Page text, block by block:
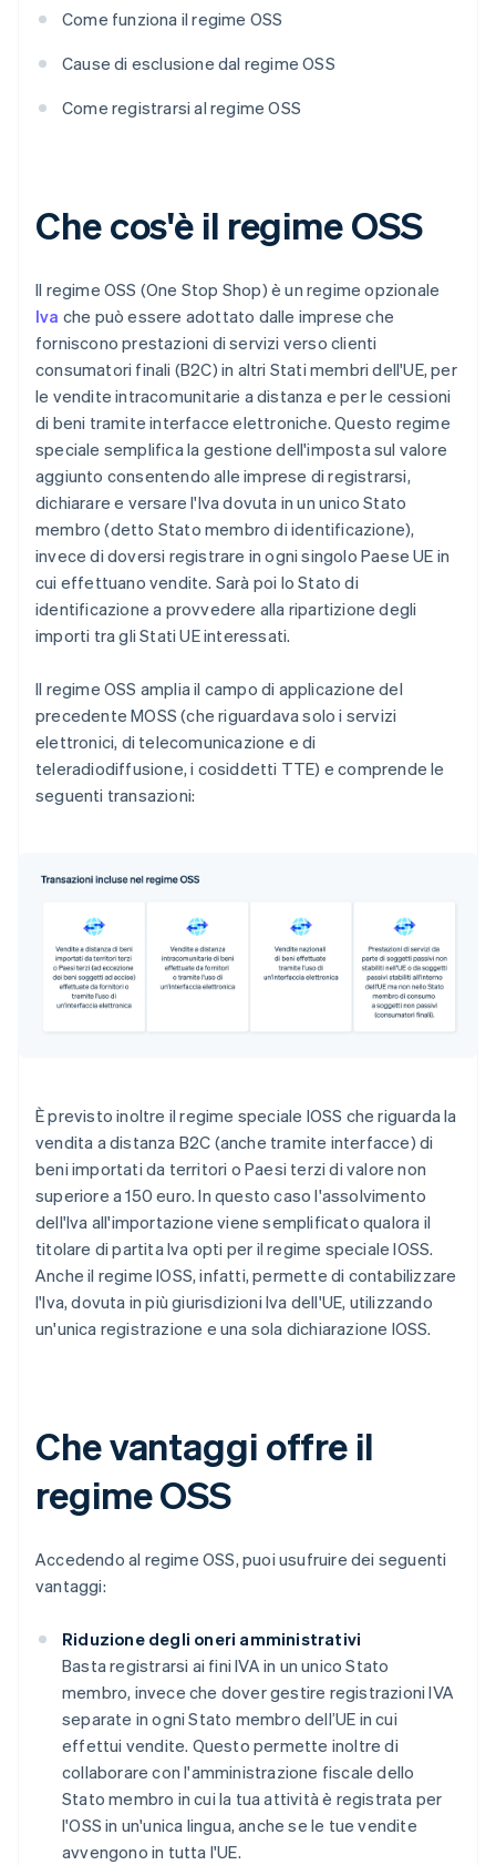
Come funziona il regime OSS
Cause di esclusione dal regime OSS
Come registrarsi al regime OSS
Che cos'è il regime OSS
Il regime OSS (One Stop Shop) è un regime opzionale
Iva che può essere adottato dalle imprese che
forniscono prestazioni di servizi verso clienti
consumatori finali (B2C) in altri Stati membri dell'UE, per
le vendite intracomunitarie a distanza e per le cessioni
di beni tramite interfacce elettroniche. Questo regime
speciale semplifica la gestione dell'imposta sul valore
aggiunto consentendo alle imprese di registrarsi,
dichiarare e versare l'Iva dovuta in un unico Stato
membro (detto Stato membro di identificazione),
invece di doversi registrare in ogni singolo Paese UE in
cui effettuano vendite. Sarà poi lo Stato di
identificazione a provvedere alla ripartizione degli
importi tra gli Stati UE interessati.
Il regime OSS amplia il campo di applicazione del
precedente MOSS (che riguardava solo i servizi
elettronici, di telecomunicazione e di
teleradiodiffusione, i cosiddetti TTE) e comprende le
seguenti transazioni:
È previsto inoltre il regime speciale IOSS che riguarda la
vendita a distanza B2C (anche tramite interfacce) di
beni importati da territori o Paesi terzi di valore non
superiore a 150 euro. In questo caso l'assolvimento
dell'Iva all'importazione viene semplificato qualora il
titolare di partita Iva opti per il regime speciale IOSS.
Anche il regime IOSS, infatti, permette di contabilizzare
l'Iva, dovuta in più giurisdizioni Iva dell'UE, utilizzando
un'unica registrazione e una sola dichiarazione IOSS.
Che vantaggi offre il
regime OSS
Accedendo al regime OSS, puoi usufruire dei seguenti
vantaggi:
Riduzione degli oneri amministrativi
Basta registrarsi ai fini IVA in un unico Stato
membro, invece che dover gestire registrazioni IVA
separate in ogni Stato membro dell’UE in cui
effettui vendite. Questo permette inoltre di
collaborare con l'amministrazione fiscale dello
Stato membro in cui la tua attività è registrata per
l'OSS in un'unica lingua, anche se le tue vendite
avvengono in tutta l'UE.